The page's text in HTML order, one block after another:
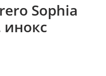
Sophia
инокс